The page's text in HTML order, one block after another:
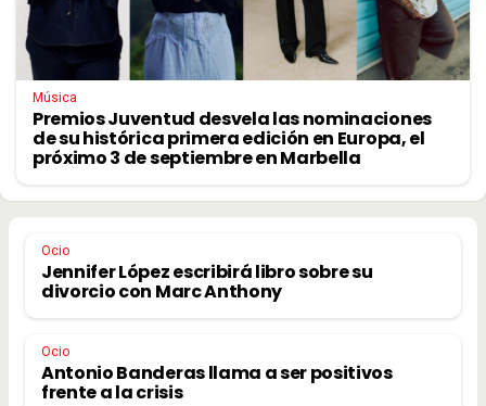
Música
Premios Juventud desvela las nominaciones
de su histórica primera edición en Europa, el
próximo 3 de septiembre en Marbella
Ocio
Jennifer López escribirá libro sobre su
divorcio con Marc Anthony
Ocio
Antonio Banderas llama a ser positivos
frente a la crisis